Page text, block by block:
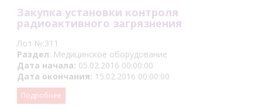
Закупка установки контроля
радиоактивного загрязнения
Лот №:311
Раздел: Медицинское оборудование
Дата начала: 05.02.2016 00:00:00
Дата окончания: 15.02.2016 00:00:00
Подробнее